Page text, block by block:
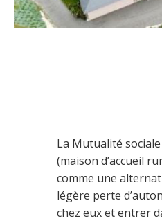
La Mutualité
(maison d’accueil
comme une
légère perte
chez eux et entrer